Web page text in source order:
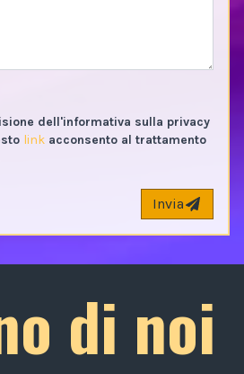
dell'informativa sulla privacy
link acconsento al trattamento
Invia
di noi